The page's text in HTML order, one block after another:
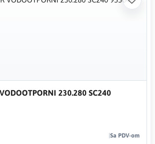
230.280 SC240
Sa PDV-om